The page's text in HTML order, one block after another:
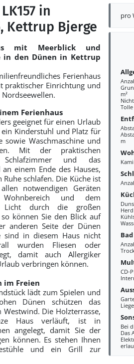
pro
m²
m
Herd
Bad
CD-
Bei
Das
in
Kettrup Bjerge
mit Meerblick und
in den Dünen in Kettrup
Ferienhaus
praktischer Einrichtung und
Ferienhaus
geeignet für einen Urlaub
Kinderstuhl und Platz für
sowie Waschmaschine und
Mit der praktischen
und das
einem Ende des Hauses,
schlafen. Die Küche ist
notwendigen Geräten
und dem
Licht durch die großen
können Sie den Blick auf
anderen Seite der Dünen
sind in diesem Haus nicht
wurden Fliesen oder
damit auch Allergiker
verbringen können.
im Freien
lädt zum Spielen und
Dünen schützen das
Die Holzterrasse,
Haus verläuft, ist in
angelegt, damit Sie der
können. Es stehen Ihnen
und ein Grill zur